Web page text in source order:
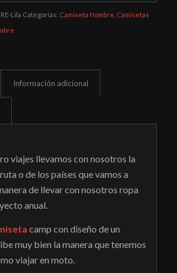
Lila Categorías: Camiseta Hombre Camisetas
Información adicional
viajes llevamos con nosotros la
o de los países que vamos a
de llevar con nosotros ropa
anual.
camp con diseño de un
muy bien la manera que tenemos
viajar en moto.